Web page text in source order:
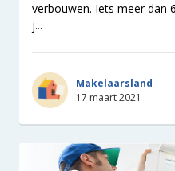
verbouwen. Iets meer dan
j...
Makelaarsland
17 maart 2021